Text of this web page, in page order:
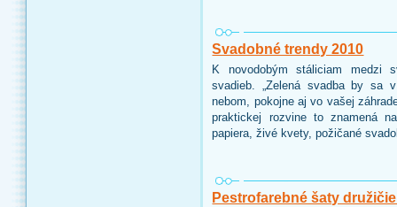
Svadobné trendy 2010
K novodobým stáliciam medzi
svadieb. „Zelená svadba by sa
nebom, pokojne aj vo vašej
praktickej rozvine to znamená
papiera, živé kvety, požičané
Pestrofarebné šaty